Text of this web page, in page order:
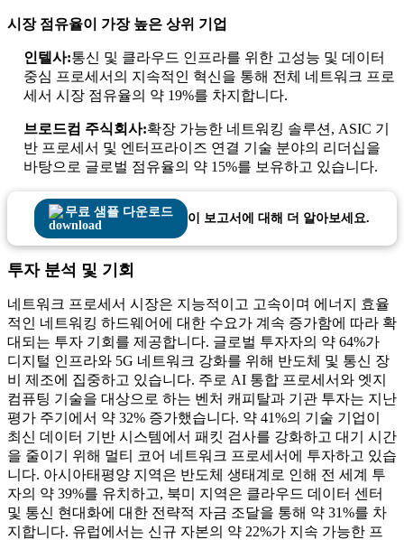
시장 점유율이 가장 높은 상위 기업
인텔사:통신 및 클라우드 인프라를 위한 고성능 및 데이터
중심 프로세서의 지속적인 혁신을 통해 전체 네트워크 프로
세서 시장 점유율의 약 19%를 차지합니다.
브로드컴 주식회사:확장 가능한 네트워킹 솔루션, ASIC 기
반 프로세서 및 엔터프라이즈 연결 기술 분야의 리더십을
바탕으로 글로벌 점유율의 약 15%를 보유하고 있습니다.
무료 샘플 다운로드 이 보고서에 대해 더 알아보세요.
투자 분석 및 기회
네트워크 프로세서 시장은 지능적이고 고속이며 에너지 효율
적인 네트워킹 하드웨어에 대한 수요가 계속 증가함에 따라 확
대되는 투자 기회를 제공합니다. 글로벌 투자자의 약 64%가
디지털 인프라와 5G 네트워크 강화를 위해 반도체 및 통신 장
비 제조에 집중하고 있습니다. 주로 AI 통합 프로세서와 엣지
컴퓨팅 기술을 대상으로 하는 벤처 캐피탈과 기관 투자는 지난
평가 주기에서 약 32% 증가했습니다. 약 41%의 기술 기업이
최신 데이터 기반 시스템에서 패킷 검사를 강화하고 대기 시간
을 줄이기 위해 멀티 코어 네트워크 프로세서에 투자하고 있습
니다. 아시아태평양 지역은 반도체 생태계로 인해 전 세계 투
자의 약 39%를 유치하고, 북미 지역은 클라우드 데이터 센터
및 통신 현대화에 대한 전략적 자금 조달을 통해 약 31%를 차
지합니다. 유럽에서는 신규 자본의 약 22%가 지속 가능한 프